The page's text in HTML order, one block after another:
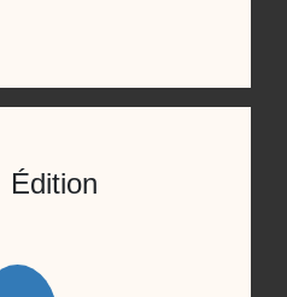
Édition